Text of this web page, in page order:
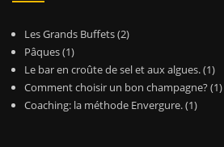
Les Grands Buffets(2)
Pâques(1)
Le bar en croûte de sel et aux algues.(1)
Comment choisir un bon champagne?(1)
Coaching: la méthode Envergure.(1)